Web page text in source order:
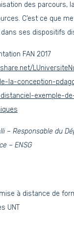
des parcours,
C’est ce que
dans ses dispositifs
FAN 2017
la-conception-
exemple-
– Responsable du
– ENSG
à distance de
UNT